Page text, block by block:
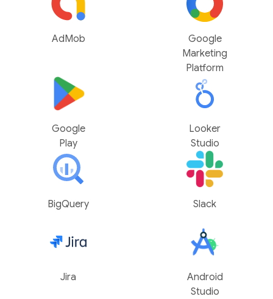
AdMob
Google
Marketing
Platform
Google
Play
Looker
Studio
BigQuery Slack
Jira
Android
Studio